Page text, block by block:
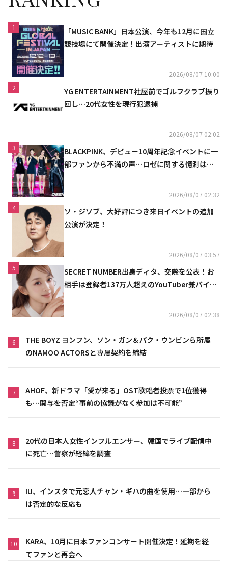
1
「MUSIC BANK」日本公演、今年も12月に国立
競技場にて開催決定！出演アーティストに期待
2026/08/07 10:00
2
YG ENTERTAINMENT社屋前でゴルフクラブ振り
回し…20代女性を現行犯逮捕
2026/08/07 02:02
3
BLACKPINK、デビュー10周年記念イベントに一
部ファンから不満の声…ロゼに関する憶測は否
2026/08/07 02:32
4
ソ・ジソブ、大好評につき来日イベントの追加
公演が決定！
2026/08/07 03:57
5
SECRET NUMBER出身ディタ、交際を公表！お
相手は登録者137万人超えのYouTuber兼バイオ
2026/08/07 02:38
6
THE BOYZ ヨンフン、ソン・ガン＆パク・ウンビンら所属
のNAMOO ACTORSと専属契約を締結
7
AHOF、新ドラマ「愛が来る」OST歌唱者投票で1位獲得
も…関与を否定“事前の協議がなく参加は不可能”
8
20代の日本人女性インフルエンサー、韓国でライブ配信中
に死亡…警察が経緯を調査
9
IU、インスタで元恋人チャン・ギハの曲を使用…一部から
は否定的な反応も
10
KARA、10月に日本ファンコンサート開催決定！延期を経
てファンと再会へ